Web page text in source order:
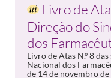
Livro de
Direção do
dos
Livro de Atas N.º 8
Nacional dos
de 14 de novembro